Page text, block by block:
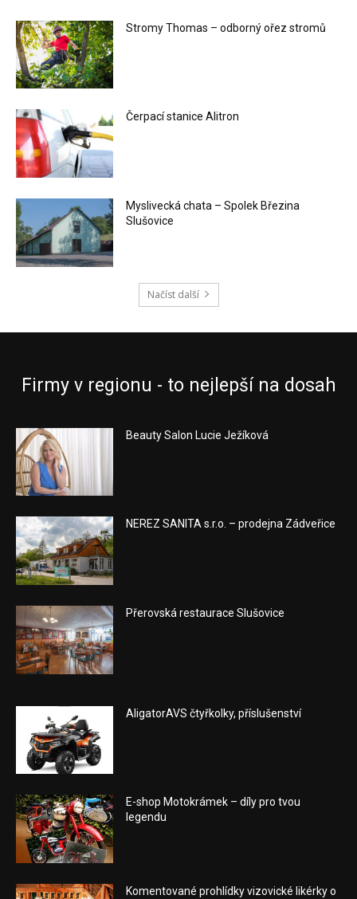
Stromy Thomas – odborný ořez stromů
Čerpací stanice Alitron
Myslivecká chata – Spolek Březina
Slušovice
Načíst další
Firmy v regionu - to nejlepší na dosah
Beauty Salon Lucie Ježíková
NEREZ SANITA s.r.o. – prodejna Zádveřice
Přerovská restaurace Slušovice
AligatorAVS čtyřkolky, příslušenství
E-shop Motokrámek – díly pro tvou
legendu
Komentované prohlídky vizovické likérky o